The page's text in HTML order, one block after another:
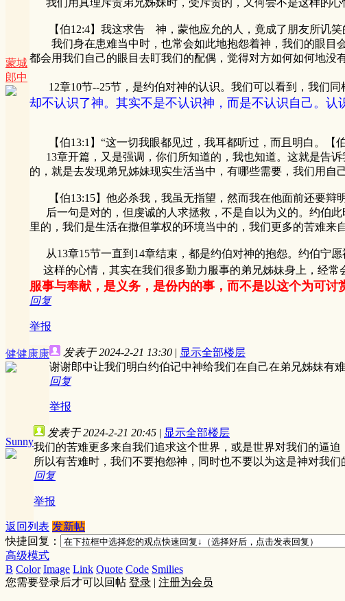
蒙城
郎中
我们用真理斥责弟兄姊妹时，受斥责的，又何尝不是这样的心
【伯12:4】我这求告 神，蒙他应允的人，竟成了朋友所讥笑
我们身在患难当中时，也常会如此地抱怨着神，我们的眼目会
都会用我们自己的眼目去盯我们的配偶，觉得对方如何如何地没
12章10节--25节，是约伯对神的认识。我们可以看到，我们同
却不认识了神。其实不是不认识神，而是不认识自己。认
【伯13:1】“这一切我眼都见过，我耳都听过，而且明白。【
13章开篇，又是强调，你们所知道的，我也知道。这就是告
的，就是去发现弟兄姊妹现实生活当中，有哪些需要，我们用自
【伯13:15】他必杀我，我虽无指望，然而我在他面前还要辩
后一句是对的，但虔诚的人求拯救，不是自以为义的。约伯此
里的，我们是生活在撒但掌权的环境当中的，我们更多的苦难来
从13章15节一直到14章结束，都是约伯对神的抱怨。约伯宁愿
这样的心情，其实在我们很多勤力服事的弟兄姊妹身上，经常
服事与奉献，是义务，是份内的事，而不是以这个为可
回复
举报
健健康康 发表于 2024-2-21 13:30 | 显示全部楼层
谢谢郎中让我们明白约伯记中神给我们在自己在弟兄姊妹有
回复
举报
Sunny
发表于 2024-2-21 20:45 | 显示全部楼层
我们的苦难更多来自我们追求这个世界，或是世界对我们的逼
所以有苦难时，我们不要抱怨神，同时也不要以为这是神对我
回复
举报
返回列表 发新帖
快捷回复：
高级模式
B Color Image Link Quote Code Smilies
您需要登录后才可以回帖 登录 | 注册为会员